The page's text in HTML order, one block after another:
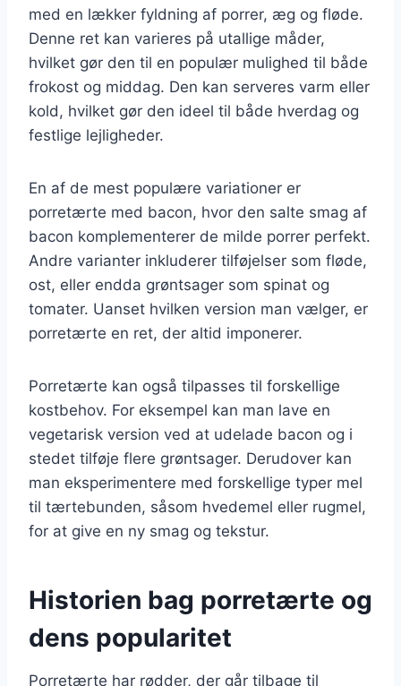
med en lækker fyldning af porrer, æg og fløde.
Denne ret kan varieres på utallige måder,
hvilket gør den til en populær mulighed til både
frokost og middag. Den kan serveres varm eller
kold, hvilket gør den ideel til både hverdag og
festlige lejligheder.
En af de mest populære variationer er
porretærte med bacon, hvor den salte smag af
bacon komplementerer de milde porrer perfekt.
Andre varianter inkluderer tilføjelser som fløde,
ost, eller endda grøntsager som spinat og
tomater. Uanset hvilken version man vælger, er
porretærte en ret, der altid imponerer.
Porretærte kan også tilpasses til forskellige
kostbehov. For eksempel kan man lave en
vegetarisk version ved at udelade bacon og i
stedet tilføje flere grøntsager. Derudover kan
man eksperimentere med forskellige typer mel
til tærtebunden, såsom hvedemel eller rugmel,
for at give en ny smag og tekstur.
Historien bag porretærte og
dens popularitet
Porretærte har rødder, der går tilbage til